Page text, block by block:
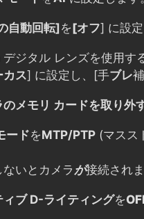
自動回転] を[オフ] に設定
ジタル レンズを使用す
カス] に設定し、[手ブレ
のメモリ カードを取り外
ードをMTP/PTP (マスス
ないとカメラが接続されま
ィブ D-ライティングを